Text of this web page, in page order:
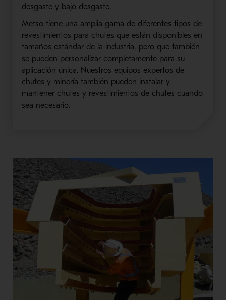
desgaste y bajo desgaste.
Metso tiene una amplia gama de diferentes tipos de
revestimientos para chutes que están disponibles en
tamaños estándar de la industria, pero que también
se pueden personalizar completamente para su
aplicación única. Nuestros equipos expertos de
chutes y minería también pueden instalar y
mantener chutes y revestimientos de chutes cuando
sea necesario.